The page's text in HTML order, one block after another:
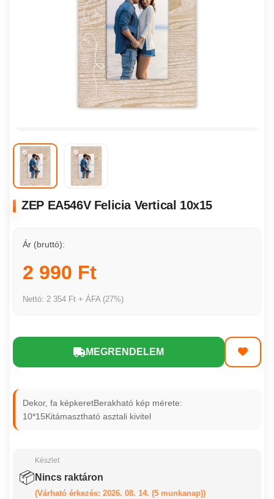
ZEP EA546V Felicia Vertical 10x15
Ár (bruttó):
2 990 Ft
Nettó: 2 354 Ft + ÁFA (27%)
MEGRENDELEM
Dekor, fa képkeretBerakható kép mérete:
10*15Kitámasztható asztali kivitel
📦
Készlet
Nincs raktáron
(Várható érkezés: 2026. 08. 14. (5 munkanap))